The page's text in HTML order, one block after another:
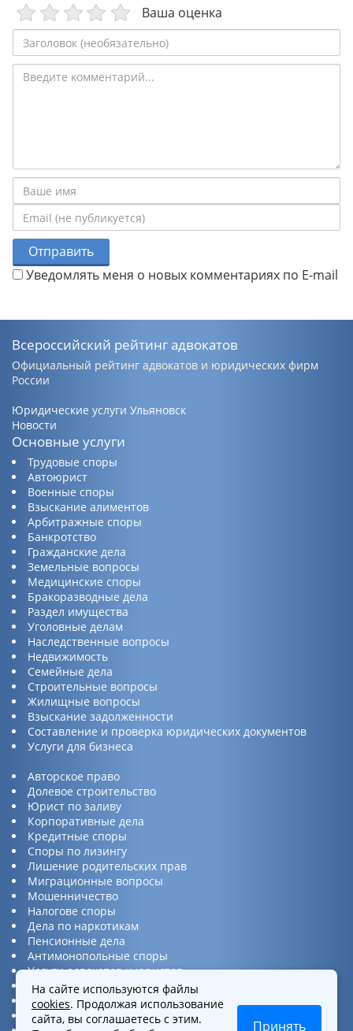
Ваша оценка
Отправить
Уведомлять меня о новых комментариях по E-mail
Всероссийский рейтинг адвокатов
Официальный рейтинг адвокатов и юридических фирм
России
Юридические услуги Ульяновск
Новости
Основные услуги
Трудовые споры
Автоюрист
Военные споры
Взыскание алиментов
Арбитражные споры
Банкротство
Гражданские дела
Земельные вопросы
Медицинские споры
Бракоразводные дела
Раздел имущества
Уголовные делам
Наследственные вопросы
Недвижимость
Семейные дела
Строительные вопросы
Жилищные вопросы
Взыскание задолженности
Составление и проверка юридических документов
Услуги для бизнеса
Авторское право
Долевое строительство
Юрист по заливу
Корпоративные дела
Кредитные споры
Споры по лизингу
Лишение родительских прав
Миграционные вопросы
Мошенничество
Налогове споры
Дела по наркотикам
Пенсионные дела
Антимонопольные споры
Услуги адвокатов и юристов
Юридическая консультация
Споры по ДТП
Защита прав потребителей
На сайте используются файлы
cookies. Продолжая использование
сайта, вы соглашаетесь с этим.
Принять